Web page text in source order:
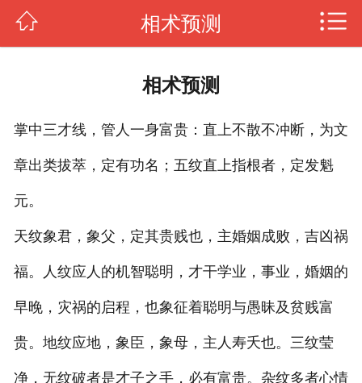
四柱八字
图片新闻
关于我们
相术预测
相术预测
掌中三才线，管人一身富贵：直上不散不冲断，为文
章出类拔萃，定有功名；五纹直上指根者，定发魁
元。
天纹象君，象父，定其贵贱也，主婚姻成败，吉凶祸
福。人纹应人的机智聪明，才干学业，事业，婚姻的
早晚，灾祸的启程，也象征着聪明与愚昧及贫贱富
贵。地纹应地，象臣，象母，主人寿夭也。三纹莹
净，无纹破者是才子之手，必有富贵。杂纹多者心情